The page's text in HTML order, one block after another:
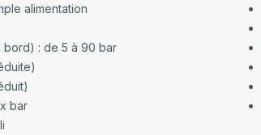
alimentation
bord) : de 5 à 90 bar
bar